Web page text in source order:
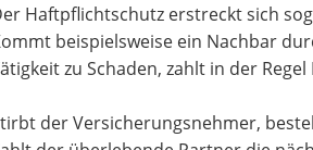
Haftpflichtschutz erstreckt sich
beispielsweise ein Nachbar
zu Schaden, zahlt in der
der Versicherungsnehmer,